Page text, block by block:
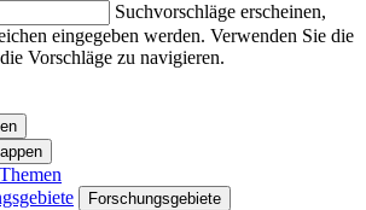
Suchvorschläge erscheinen,
eingegeben werden. Verwenden Sie die
Vorschläge zu navigieren.
Forschungsgebiete